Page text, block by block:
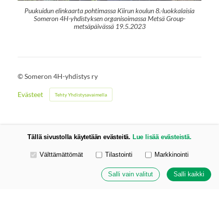
Puukuidun elinkaarta pohtimassa Kiirun koulun 8.-luokkalaisia
Someron 4H-yhdistyksen organisoimassa Metsä Group-
metsäpäivässä 19.5.2023
©Someron 4H-yhdistys ry
Evästeet Tehty Yhdistysavaimella
Tällä sivustolla käytetään evästeitä. Lue lisää evästeistä.
Valitse käytettävät evästeet
Välttämättömät Tilastointi Markkinointi
Salli vain valitut Salli kaikki